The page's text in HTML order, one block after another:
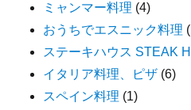
ミャンマー料理 (4)
おうちでエスニック料理
ステーキハウス STEAK
イタリア料理、ピザ (6)
スペイン料理 (1)